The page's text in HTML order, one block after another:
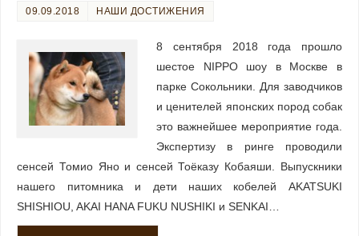
09.09.2018 НАШИ ДОСТИЖЕНИЯ
8 сентября 2018 года прошло
шестое NIPPO шоу в Москве в
парке Сокольники. Для заводчиков
и ценителей японских пород собак
это важнейшее мероприятие года.
Экспертизу в ринге проводили
сенсей Томио Яно и сенсей Тоёказу Кобаяши. Выпускники
нашего питомника и дети наших кобелей AKATSUKI
SHISHIOU, AKAI HANA FUKU NUSHIKI и SENKAI…